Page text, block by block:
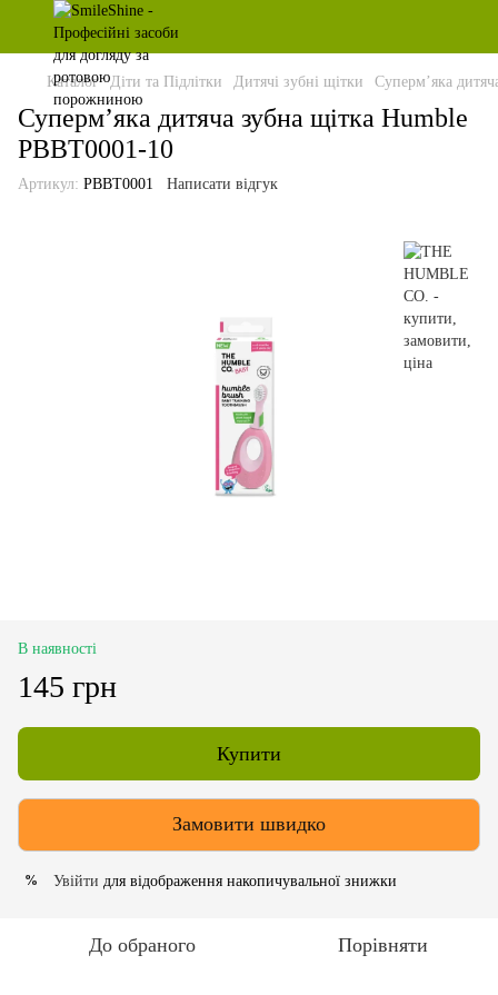
Каталог Діти та Підлітки Дитячі зубні щітки Суперм’яка
Суперм’яка дитяча зубна щітка Humble
PBBT0001-10
Артикул: РВВТ0001 Написати відгук
В наявності
145 грн
Купити
Замовити швидко
% Увійти для відображення накопичувальної знижки
До обраного Порівняти